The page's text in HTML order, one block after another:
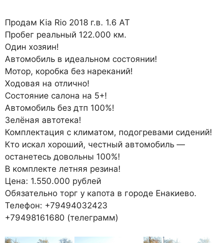
Продам Kia Rio 2018 г.в. 1.6 AT
Пробег реальный 122.000 км.
Один хозяин!
Автомобиль в идеальном состоянии!
Мотор, коробка без нареканий!
Ходовая на отлично!
Состояние салона на 5+!
Автомобиль без дтп 100%!
Зелёная автотека!
Комплектация с климатом, подогревами сидений!
Кто искал хороший, честный автомобиль —
останетесь довольны 100%!
В комплекте летняя резина!
Цена: 1.550.000 рублей
Обязательно торг у капота в городе Енакиево.
Телефон: +79494032423
+79498161680 (телеграмм)